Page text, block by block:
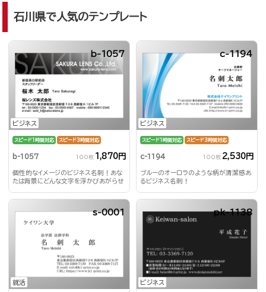
石川県で人気のテンプレート
ビジネス
b-1057
スピード1時間対応 スピード3時間対応
b-1057 100枚 1,870円
個性的なイメージのビジネス名刺！あな
たは背景にどんな文字を浮かびあがらせ
ビジネス
c-1194
スピード1時間対応 スピード3時間対応
c-1194 100枚 2,530円
ブルーのオーロラのような柄が清潔感あ
るビジネス名刺！
就活
s-0001
ビジネス
pk-1138